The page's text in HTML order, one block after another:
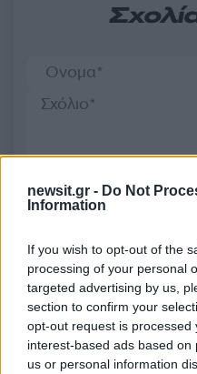
newsit.gr - Do Not
Information
If you wish to opt-out of the
processing of your personal
targeted advertising by us,
section to confirm your
opt-out request is processed
interest-based ads based
us or personal information
Όροι Χρήσης. Το site
Πολιτική Απορρήτου &Όροι
Share: